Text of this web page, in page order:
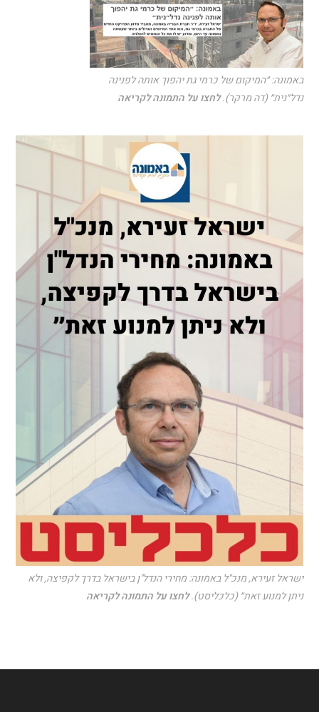
באמונה: ״המיקום של כרמי גת יהפוך אותה לפנינה
נדל״נית״ (דה מרקר).לחצו על התמונה לקריאה
ישראל זעירא, מנכ"ל באמונה: מחירי הנדל"ן בישראל בדרך לקפיצה, ולא
ניתן למנוע זאת״ (כלכליסט).לחצו על התמונה לקריאה